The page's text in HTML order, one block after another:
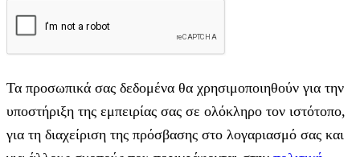
Τα προσωπικά σας δεδομένα θα χρησιμοποιηθούν για την
υποστήριξη της εμπειρίας σας σε ολόκληρο τον ιστότοπο,
για τη διαχείριση της πρόσβασης στο λογαριασμό σας και